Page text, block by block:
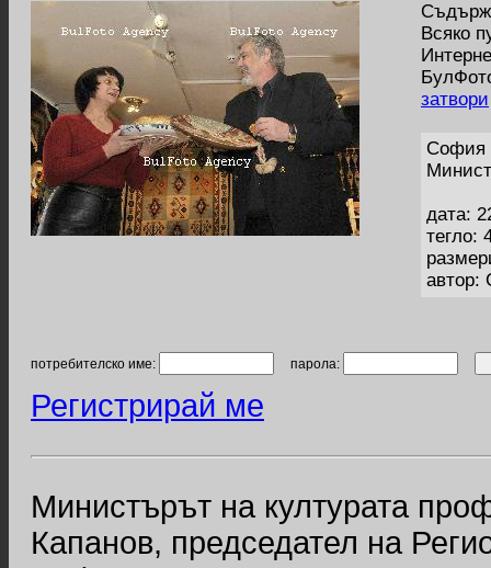
Всяко
затвори
София
дата:
тегло:
автор:
потребителско име: парола:
Регистрирай ме
Министърът на културата
Капанов, председател на